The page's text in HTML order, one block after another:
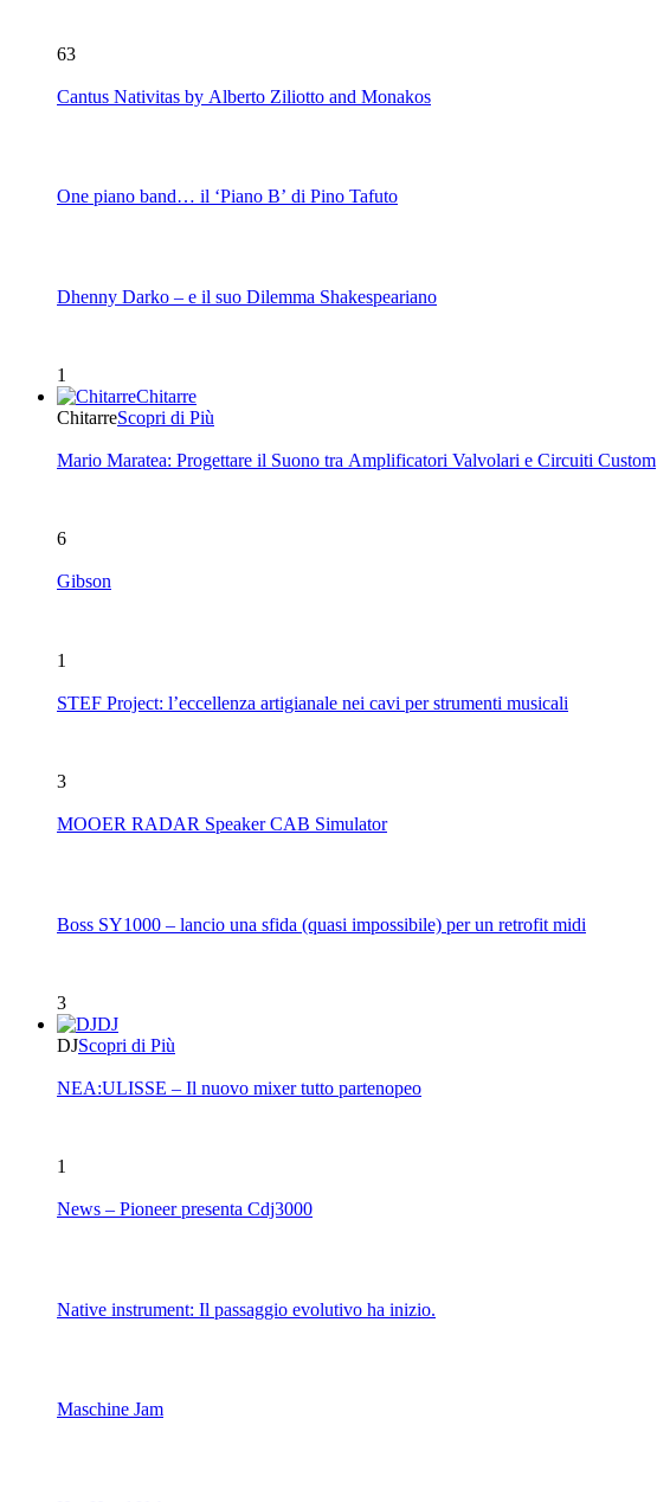
63
Cantus Nativitas by Alberto Ziliotto and Monakos
One piano band… il ‘Piano B’ di Pino Tafuto
Dhenny Darko – e il suo Dilemma Shakespeariano
1
Chitarre
ChitarreScopri di Più
Mario Maratea: Progettare il Suono tra Amplificatori Valvolari e Circuiti Custom
6
Gibson
1
STEF Project: l’eccellenza artigianale nei cavi per strumenti musicali
3
MOOER RADAR Speaker CAB Simulator
Boss SY1000 – lancio una sfida (quasi impossibile) per un retrofit midi
3
DJ
DJScopri di Più
NEA:ULISSE – Il nuovo mixer tutto partenopeo
1
News – Pioneer presenta Cdj3000
Native instrument: Il passaggio evolutivo ha inizio.
Maschine Jam